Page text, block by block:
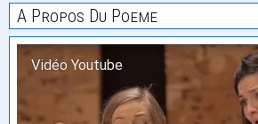
A Propos Du Poeme
Vidéo Youtube